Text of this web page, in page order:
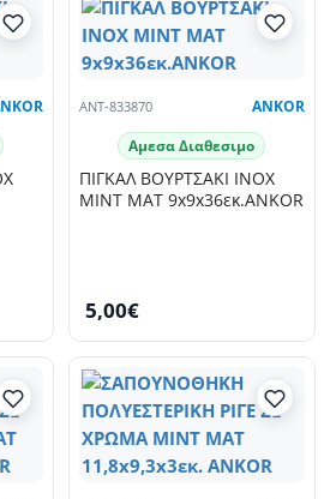
ANT-833870 ANKOR
Αμεσα Διαθεσιμο
ΠΙΓΚΑΛ ΒΟΥΡΤΣΑΚΙ INOX
MINT ΜΑΤ 9x9x36εκ.ANKOR
5,00€